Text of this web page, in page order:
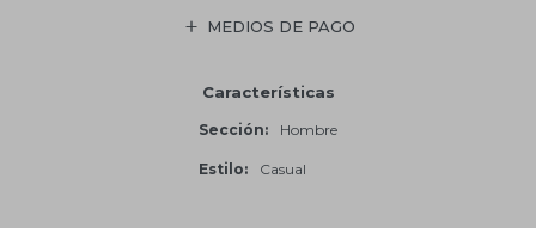
MEDIOS DE PAGO
Características
Sección Hombre
Estilo Casual